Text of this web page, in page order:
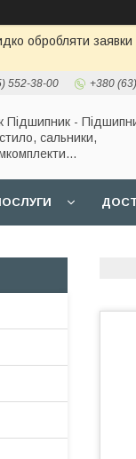
обробляти
552-38-00 +380
Підшипник -
сальники,